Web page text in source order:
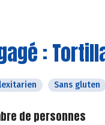
:
Sans gluten
de personnes